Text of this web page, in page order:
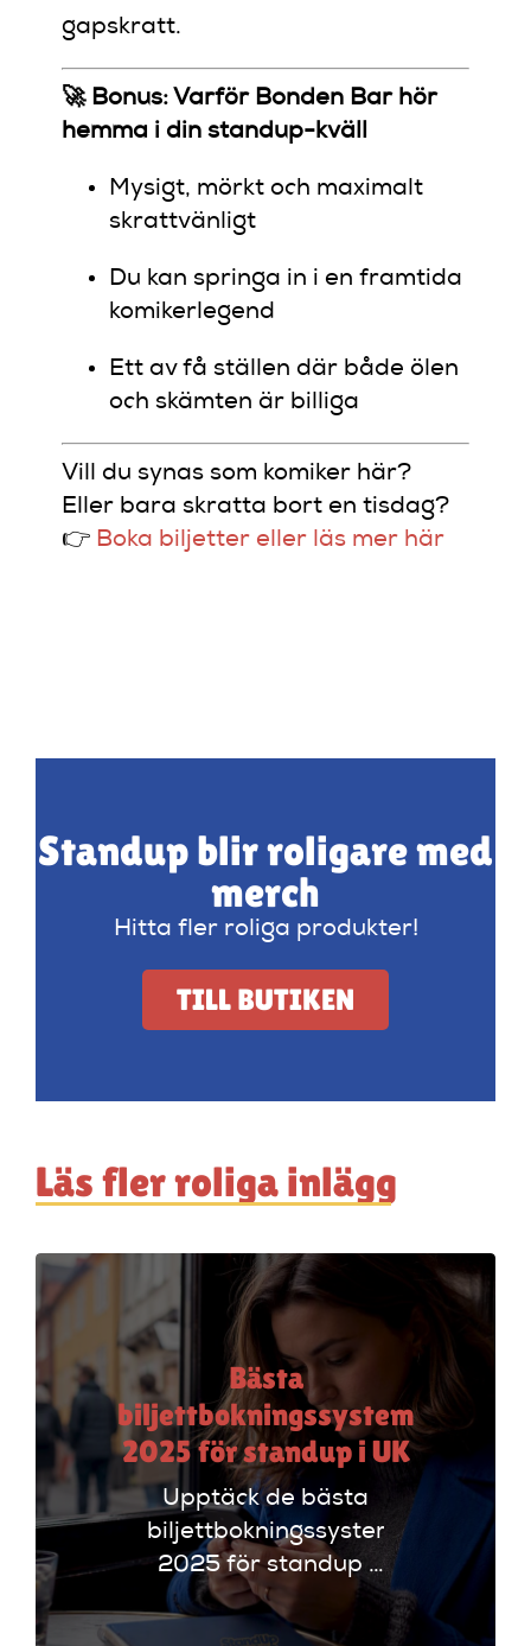
gapskratt.
🚀 Bonus: Varför Bonden Bar hör
hemma i din standup-kväll
Mysigt, mörkt och maximalt
skrattvänligt
Du kan springa in i en framtida
komikerlegend
Ett av få ställen där både ölen
och skämten är billiga
Vill du synas som komiker här?
Eller bara skratta bort en tisdag?
👉 Boka biljetter eller läs mer här
Standup blir roligare med
merch
Hitta fler roliga produkter!
TILL BUTIKEN
Läs fler roliga inlägg
Bästa
biljettbokningssystem
2025 för standup i UK
Upptäck de bästa
biljettbokningssystem
2025 för standup i
UK. Jämför
plattformar som